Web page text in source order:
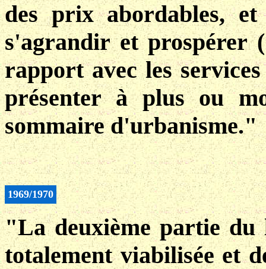
des prix abordables,
s'agrandir et prospérer
rapport avec les
présenter à plus ou
sommaire d'urbanisme."
1969/1970
"La deuxième partie du
totalement viabilisée et